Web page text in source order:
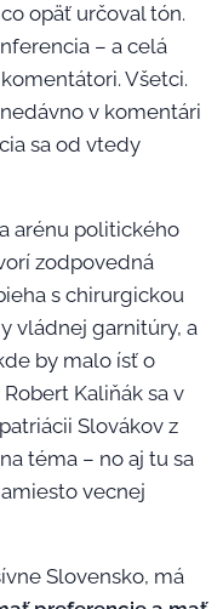
opäť určoval tón.
– a celá
Všetci.
v komentári
sa od vtedy
arénu politického
zodpovedná
s chirurgickou
vládnej garnitúry, a
by malo ísť o
Kaliňák sa v
Slovákov z
téma – no aj tu sa
vecnej
Slovensko, má